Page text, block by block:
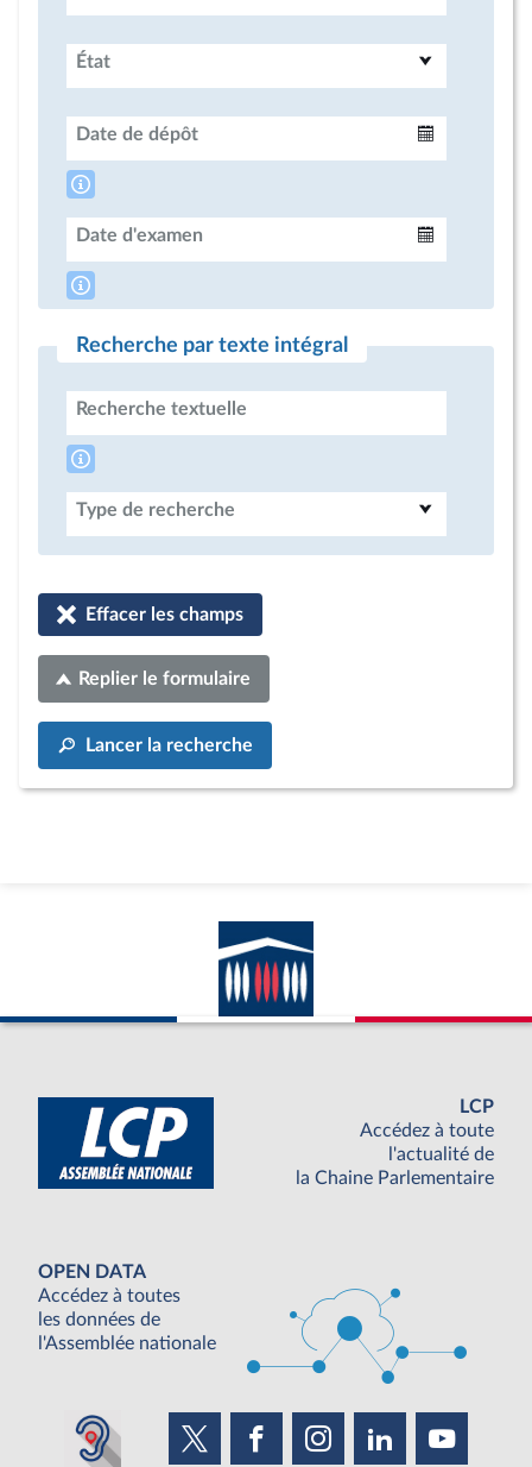
État
Date de dépôt
Date d'examen
Recherche par texte intégral
Recherche textuelle
Type de recherche
Effacer les champs
Replier le formulaire
Lancer la recherche
LCP
Accédez à toute
l'actualité de
la Chaine Parlementaire
OPEN DATA
Accédez à toutes
les données de
l'Assemblée nationale